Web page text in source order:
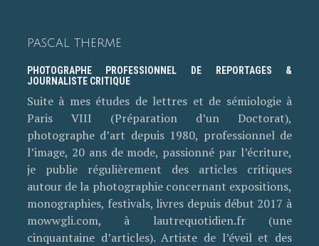
PASCAL THERME
PHOTOGRAPHE PROFESSIONNEL DE REPORTAGES &
JOURNALISTE CRITIQUE
Suite à mes études de lettres et de sémiologie à
Paris VIII (Préparation d’un Doctorat),
photographe d’art depuis 1980, professionnel de
l’image, 20 ans de mode, passionné par l’écriture,
je publie régulièrement des articles critiques
autour de la photographie concernant expositions,
monographies, festivals, livres depuis début 2017 à
mowwgli.com, à lautrequotidien.fr (une
cinquantaine d’articles). Artiste de l’éveil et des